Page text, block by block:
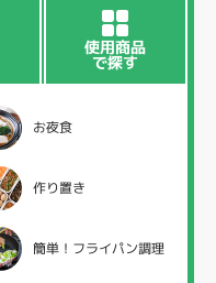
使用商品
で探す
お夜食
作り置き
簡単！フライパン調理